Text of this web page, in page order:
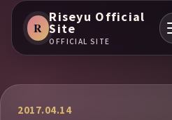
R
Riseyu Official
Site
OFFICIAL SITE
2017.04.14